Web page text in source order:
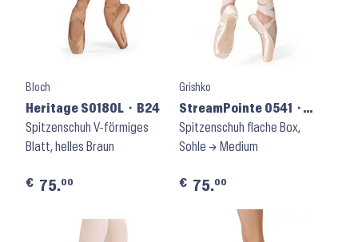
Bloch
Heritage S0180L ⬝ B24
Spitzenschuh V-förmiges
Blatt, helles Braun
€ 75.00
Grishko
StreamPointe 0541 ⬝
Shank M
Spitzenschuh flache Box,
Sohle → Medium
€ 75.00